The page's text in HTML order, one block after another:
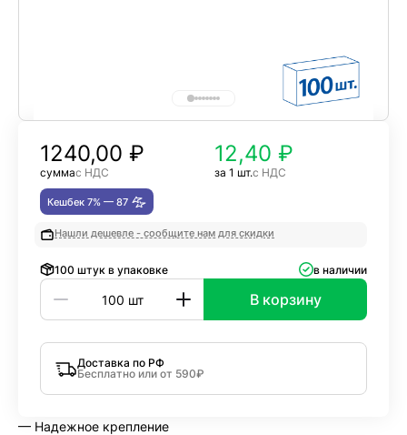
1240,00 ₽
суммас НДС
12,40 ₽
за 1 шт.с НДС
Кешбек 7% — 87
Нашли дешевле - сообщите нам для скидки
100 штук в упаковке в наличии
В корзину
Доставка по РФ
Бесплатно или от 590₽
— Надежное крепление